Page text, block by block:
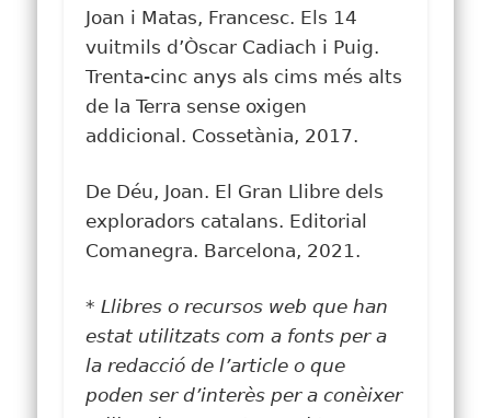
Joan i Matas, Francesc. Els 14
vuitmils d’Òscar Cadiach i Puig.
Trenta-cinc anys als cims més alts
de la Terra sense oxigen
addicional. Cossetània, 2017.
De Déu, Joan. El Gran Llibre dels
exploradors catalans. Editorial
Comanegra. Barcelona, 2021.
* Llibres o recursos web que han
estat utilitzats com a fonts per a
la redacció de l’article o que
poden ser d’interès per a conèixer